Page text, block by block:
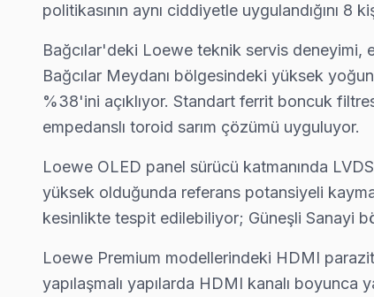
↑ Loewe Servis Ana Sayfası
↑ Bağcılar TV Servis Merkezi
Bağcılar Yakın İlçelerde Loewe Servisi
· Başakşehir Loewe
· Bayrampaşa Loewe
· Beşiktaş Loewe
· Beylikdüzü Loewe
politikasının aynı ciddiyetle uygulandığını
Bağcılar'deki Loewe teknik servis deneyimi,
Bağcılar Meydanı bölgesindeki yüksek
%38'ini açıklıyor. Standart ferrit boncuk
empedanslı toroid sarım çözümü uyguluyor.
Loewe OLED panel sürücü katmanında
yüksek olduğunda referans potansiyeli
kesinlikte tespit edilebiliyor; Güneşli Sanayi
Loewe Premium modellerindeki HDMI
yapılaşmalı yapılarda HDMI kanalı